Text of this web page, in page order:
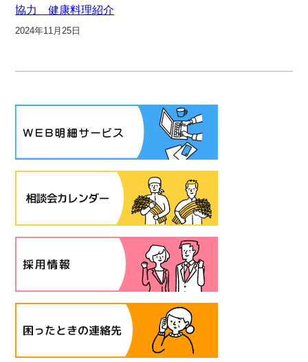
協力 健康料理紹介
2024年11月25日